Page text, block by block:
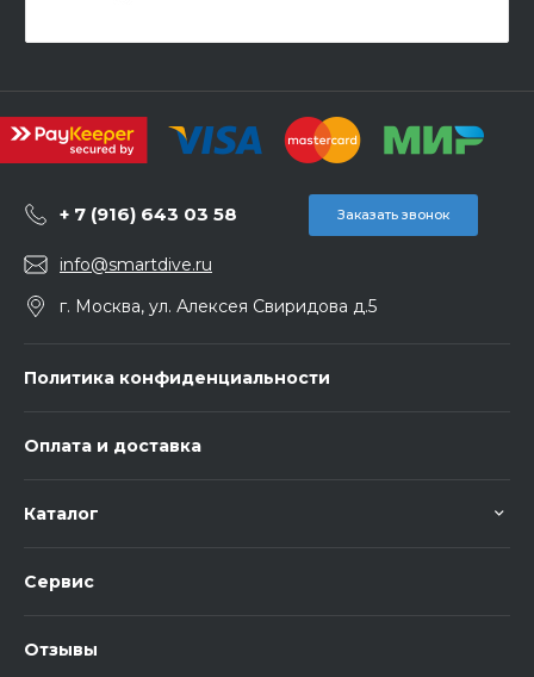
+ 7 (916) 643 03 58 Заказать звонок
info@smartdive.ru
г. Москва, ул. Алексея Свиридова д.5
Политика конфиденциальности
Оплата и доставка
Каталог
Сервис
Отзывы